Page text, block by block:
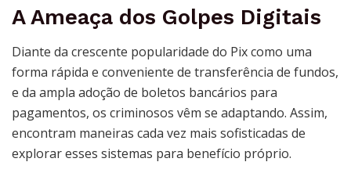
A Ameaça dos Golpes Digitais
Diante da crescente popularidade do Pix como uma
forma rápida e conveniente de transferência de fundos,
e da ampla adoção de boletos bancários para
pagamentos, os criminosos vêm se adaptando. Assim,
encontram maneiras cada vez mais sofisticadas de
explorar esses sistemas para benefício próprio.